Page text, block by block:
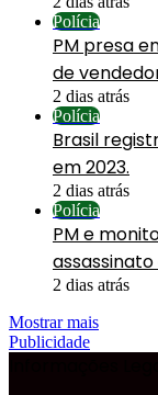
Polícia
PM presa
de
2 dias atrás
Polícia
Brasil
em 2023.
2 dias atrás
Polícia
PM e
2 dias atrás
Mostrar mais
Publicidade